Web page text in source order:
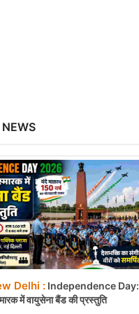
Delhi : Independence Day:
में वायुसेना बैंड की प्रस्तुति